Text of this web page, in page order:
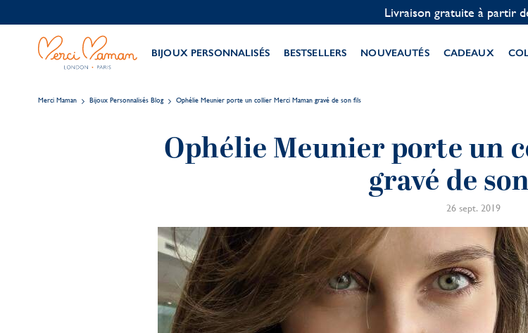
Personnalisation
BIJOUX PERSONNALISÉS BESTSELLERS NOUVEAUTÉS CADEAUX
Merci Maman Bijoux Personnalisés Blog Ophélie Meunier porte un collier Merci Maman gravé de son fils
Ophélie Meunier porte un
gravé de
26 sept. 2019